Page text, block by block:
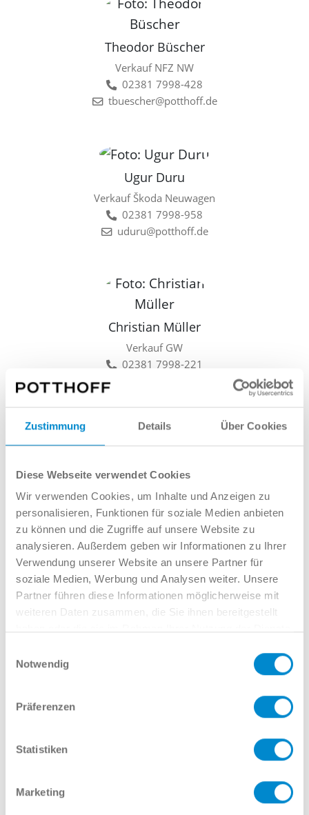
Zustimmung Details Über Cookies
Diese Webseite verwendet Cookies
Wir verwenden Cookies, um Inhalte und Anzeigen zu
personalisieren, Funktionen für soziale Medien anbieten
zu können und die Zugriffe auf unsere Website zu
analysieren. Außerdem geben wir Informationen zu Ihrer
Verwendung unserer Website an unsere Partner für
soziale Medien, Werbung und Analysen weiter. Unsere
Partner führen diese Informationen möglicherweise mit
weiteren Daten zusammen, die Sie ihnen bereitgestellt
Notwendig
Präferenzen
Statistiken
Marketing
Theodor Büscher
Verkauf NFZ NW
02381 7998-428
tbuescher@potthoff.de
Ugur Duru
Verkauf Škoda Neuwagen
02381 7998-958
uduru@potthoff.de
Christian Müller
Verkauf GW
02381 7998-221
Lars Linkamp
Verkauf GW
02381 7998-522
llinkamp@potthoff.de
Oder gern direkt per Mail oder
Telefon:
E-Mail